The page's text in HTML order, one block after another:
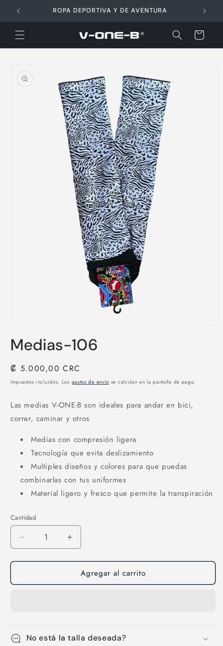
directamente
al contenido
ROPA DEPORTIVA Y DE AVENTURA
Carrito
información
multimedia
1
una
ventana
modal
Medias-106
Precio
habitual
₡ 5.000,00 CRC
Impuestos incluidos. Los gastos de envío se calculan en la pantalla de pago.
Las medias V-ONE-B son ideales para andar en bici,
correr, caminar y otros
Medias con compresión ligera
Tecnología que evita deslizamiento
Multiples diseños y colores para que puedas
combinarlas con tus uniformes
Material ligero y fresco que permite la transpiración
Cantidad
Cantidad
Reducir
cantidad
para
106
Aumentar
cantidad
para
Medias-
106
Agregar al carrito
No está la talla deseada?